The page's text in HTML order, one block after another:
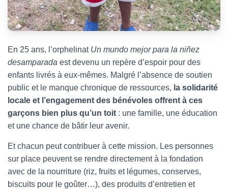
En 25 ans, l’orphelinat Un mundo mejor para la niñez
desamparada est devenu un repère d’espoir pour des
enfants livrés à eux-mêmes. Malgré l’absence de soutien
public et le manque chronique de ressources, la solidarité
locale et l’engagement des bénévoles offrent à ces
garçons bien plus qu’un toit : une famille, une éducation
et une chance de bâtir leur avenir.
Et chacun peut contribuer à cette mission. Les personnes
sur place peuvent se rendre directement à la fondation
avec de la nourriture (riz, fruits et légumes, conserves,
biscuits pour le goûter…), des produits d’entretien et